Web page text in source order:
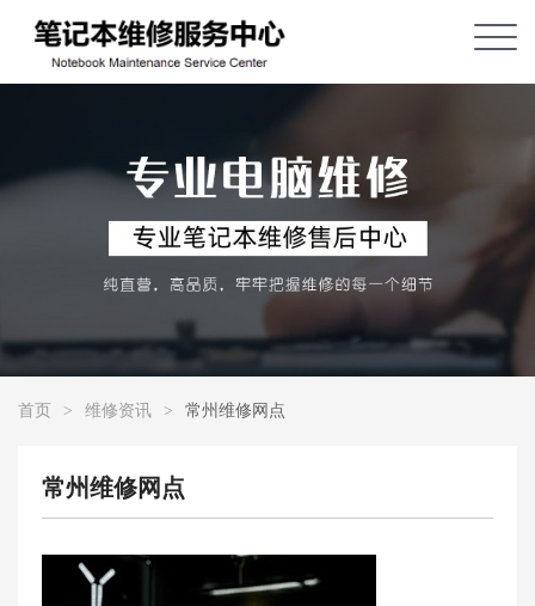
首页 > 维修资讯 > 常州维修网点
常州维修网点